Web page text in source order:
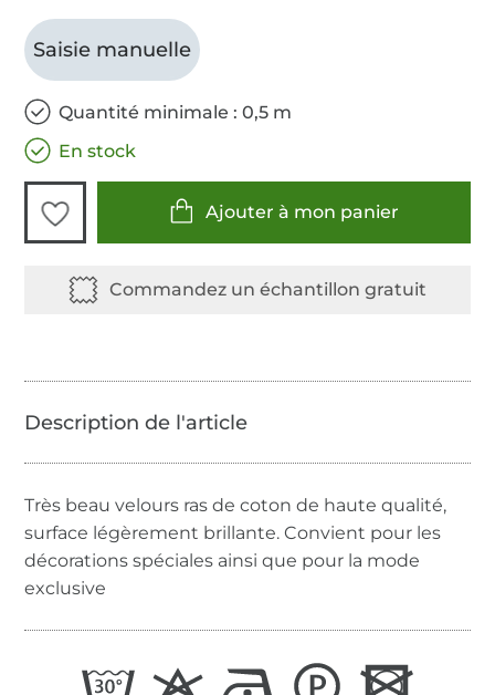
Saisie manuelle
Quantité minimale : 0,5 m
En stock
Ajouter à mon panier
Très beau velours ras de coton de haute qualité,
surface légèrement brillante. Convient pour les
décorations spéciales ainsi que pour la mode
exclusive